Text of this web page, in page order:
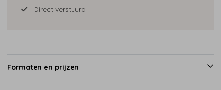
Direct verstuurd
Formaten en prijzen